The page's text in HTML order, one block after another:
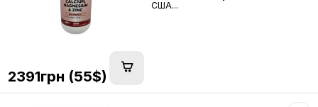
США...
2391грн (55$)